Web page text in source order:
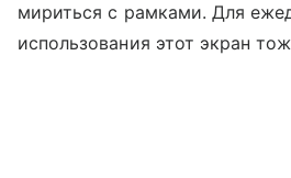
мириться с рамками. Для
использования этот экран